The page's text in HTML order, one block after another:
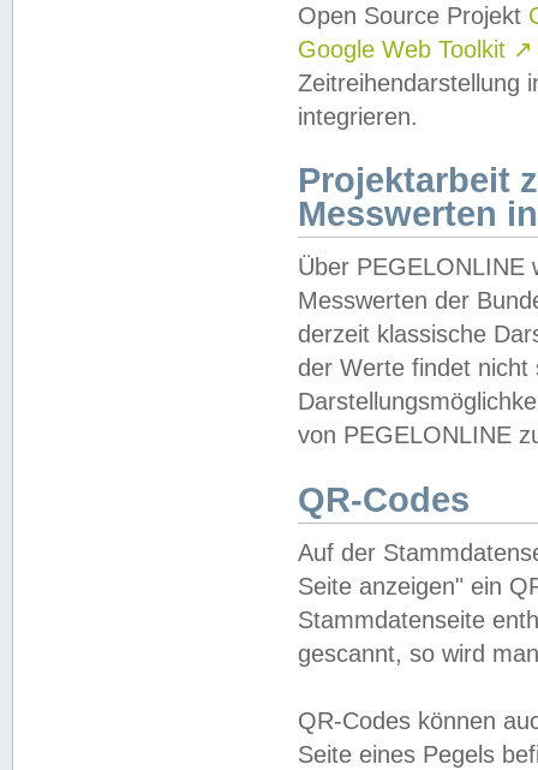
Open Source Projekt
Google Web Toolkit ↗
Zeitreihendarstellung
integrieren.
Projektarbeit
Messwerten
Über PEGELONLINE
Messwerten der
derzeit klassische
der Werte findet
von PEGELONLINE
QR-Codes
Auf der
Seite anzeigen" ein
Stammdatenseite
gescannt, so wird
QR-Codes können
Seite eines Pegels